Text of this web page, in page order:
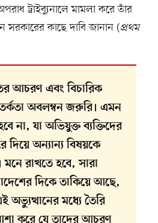
ট্রাইব্যুনালে মামলা করে তাঁর
সরকারের কাছে দাবি জানান (প্রথম
আচরণ এবং বিচারিক
সতর্কতা অবলম্বন জরুরি। এমন
না, যা অভিযুক্ত ব্যক্তিদের
অন্যান্য বিষয়কে
মনে রাখতে হবে, সারা
দিকে তাকিয়ে আছে,
অভ্যুত্থানের মধ্যে তৈরি